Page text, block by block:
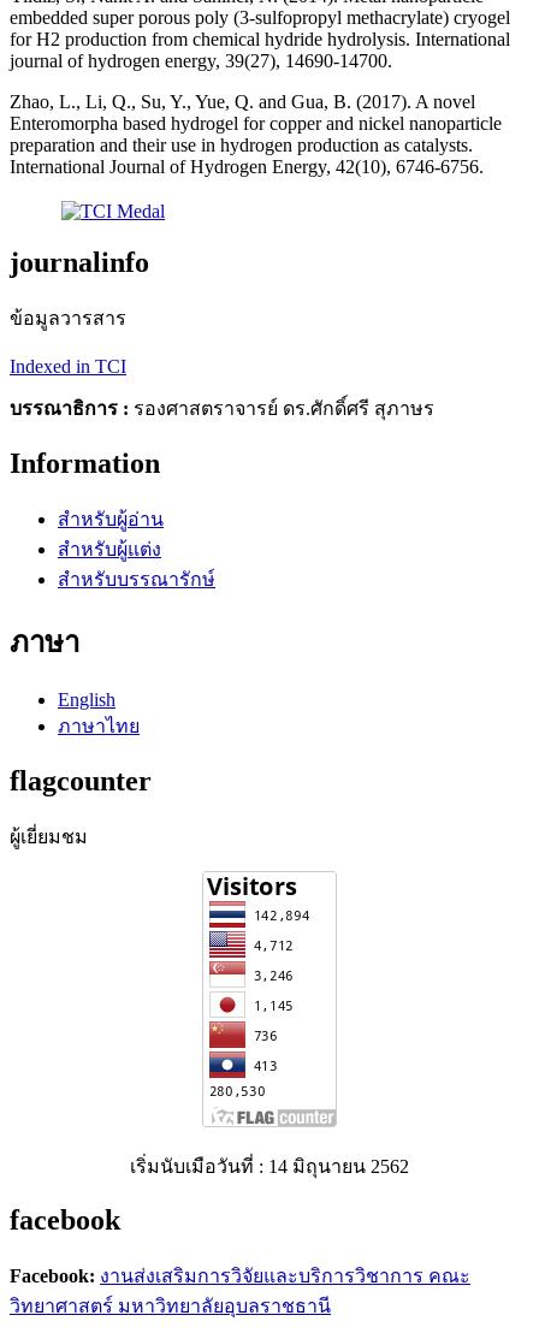
embedded super porous poly (3-sulfopropyl methacrylate) cryogel
for H2 production from chemical hydride hydrolysis. International
journal of hydrogen energy, 39(27), 14690-14700.
Zhao, L., Li, Q., Su, Y., Yue, Q. and Gua, B. (2017). A novel
Enteromorpha based hydrogel for copper and nickel nanoparticle
preparation and their use in hydrogen production as catalysts.
International Journal of Hydrogen Energy, 42(10), 6746-6756.
journalinfo
ข้อมูลวารสาร
Indexed in TCI
บรรณาธิการ : รองศาสตราจารย์ ดร.ศักดิ์ศรี สุภาษร
Information
สำหรับผู้อ่าน
สำหรับผู้แต่ง
สำหรับบรรณารักษ์
ภาษา
English
ภาษาไทย
flagcounter
ผู้เยี่ยมชม
เริ่มนับเมือวันที่ : 14 มิถุนายน 2562
facebook
Facebook: งานส่งเสริมการวิจัยและบริการวิชาการ คณะ
วิทยาศาสตร์ มหาวิทยาลัยอุบลราชธานี